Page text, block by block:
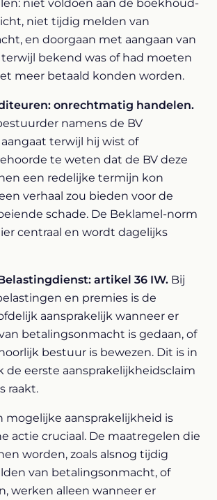
niet voldoen aan de boekhoud-
niet tijdig melden van
en doorgaan met aangaan van
bekend was of had moeten
meer betaald konden worden.
onrechtmatig handelen.
namens de BV
terwijl hij wist of
te weten dat de BV deze
een redelijke termijn kon
verhaal zou bieden voor de
schade. De Beklamel-norm
centraal en wordt dagelijks
artikel 36 IW. Bij
en premies is de
aansprakelijk wanneer er
betalingsonmacht is gedaan, of
bestuur is bewezen. Dit is in
de eerste aansprakelijkheidsclaim
raakt.
mogelijke aansprakelijkheid is
actie cruciaal. De maatregelen die
worden, zoals alsnog tijdig
van betalingsonmacht, of
werken alleen wanneer er